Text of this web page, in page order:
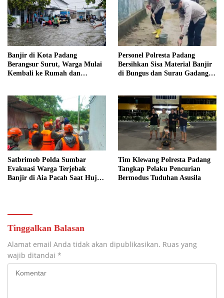
Banjir di Kota Padang
Berangsur Surut, Warga Mulai
Kembali ke Rumah dan
Personel Polresta Padang
Bersihkan Sisa Material Banjir
di Bungus dan Surau Gadang,
Satbrimob Polda Sumbar
Evakuasi Warga Terjebak
Banjir di Aia Pacah Saat Hujan
Tim Klewang Polresta Padang
Tangkap Pelaku Pencurian
Bermodus Tuduhan Asusila
Tinggalkan Balasan
Alamat email Anda tidak akan dipublikasikan. Ruas yang
wajib ditandai *